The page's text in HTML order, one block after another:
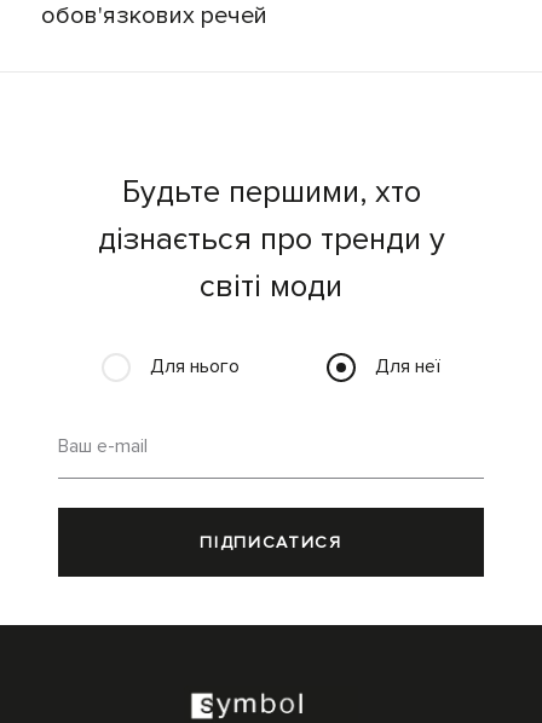
обов'язкових речей
Будьте першими, хто
дізнається про тренди у
світі моди
Для нього Для неї
Ваш e-mail
ПІДПИСАТИСЯ